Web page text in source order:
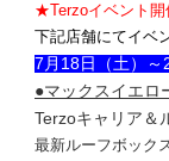
★Terzoイベント開
下記店舗にてイベ
7月18日（土）～
●マックスイエロ
Terzoキャリア＆
最新ルーフボック